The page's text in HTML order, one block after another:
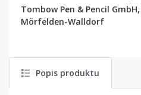
Tombow Pen & Pencil
Mörfelden-Walldorf
Popis produktu